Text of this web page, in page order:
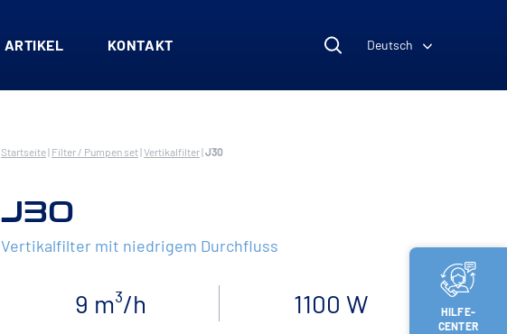
HILFE-
CENTER
ARTIKEL KONTAKT Deutsch
Startseite| Filter / Pumpen set|Vertikalfilter|J30
J30
Vertikalfilter mit niedrigem Durchfluss
9 m³/h 1100 W